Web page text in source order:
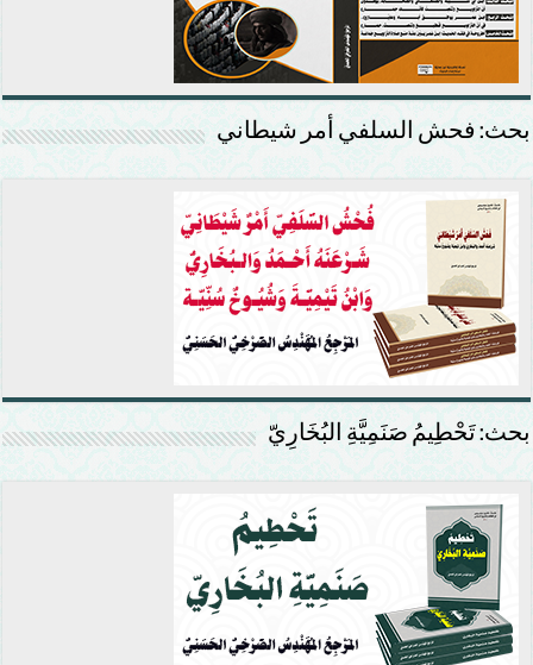
بحث: فحش السلفي أمر شيطاني
بحث: تَحْطِيمُ صَنَمِيَّةِ البُخَارِيّ